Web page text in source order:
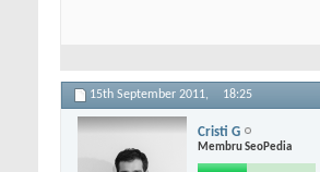
15th September 2011, 18:25
Cristi G
Membru SeoPedia